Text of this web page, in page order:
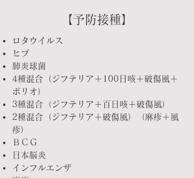
【予防接種】
ロタウイルス
ヒブ
肺炎球菌
4種混合（ジフテリア＋100日咳＋破傷風＋
ポリオ）
3種混合（ジフテリア＋百日咳＋破傷風）
2種混合（ジフテリア＋破傷風）（麻疹＋風
疹）
ＢＣＧ
日本脳炎
インフルエンザ